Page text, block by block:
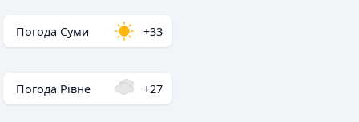
Погода Суми +33
Погода Рівне +27